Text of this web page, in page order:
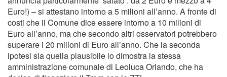
Euro!) – si attestano intorno a 5 milioni all’anno. A fronte di
costi che il Comune dice essere intorno a 10 milioni di
Euro all’anno, ma che secondo altri osservatori potrebbero
superare i 20 milioni di Euro all’anno. Che la seconda
ipotesi sia quella plausibile lo dimostra la stessa
amministrazione comunale di Leoluca Orlando, che ha